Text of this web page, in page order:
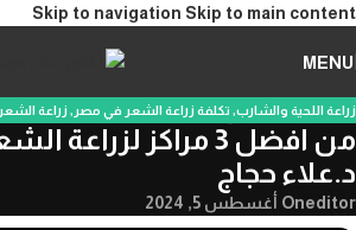
Skip to navigation Skip to main content
MENU
زراعة اللحية والشارب, تكلفة زراعة الشعر في مصر , زراعة الشعر
من افضل 3 مراكز
د.علاء حجاج
editorOn أغسطس 5, 2024